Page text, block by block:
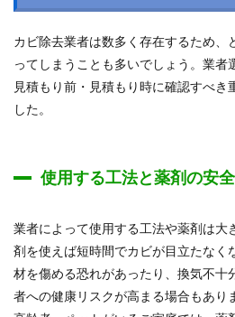
カビ除去業者は数多く存在するため、
ってしまうことも多いでしょう。業者
見積もり前・見積もり時に確認すべき
した。
使用する工法と薬剤の安
業者によって使用する工法や薬剤は大
剤を使えば短時間でカビが目立たなく
材を傷める恐れがあったり、換気不十
者への健康リスクが高まる場合もあり